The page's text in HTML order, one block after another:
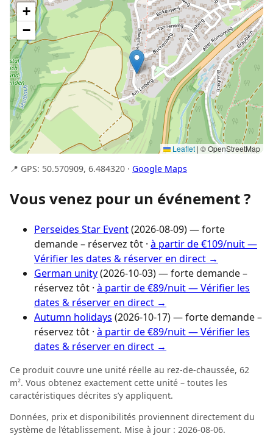
+
−
Leaflet | © OpenStreetMap
📍 GPS: 50.570909, 6.484320 · Google Maps
Vous venez pour un événement ?
Perseides Star Event(2026-08-09) — forte
demande – réservez tôt · à partir de €109/nuit —
Vérifier les dates & réserver en direct →
German unity(2026-10-03) — forte demande –
réservez tôt · à partir de €89/nuit — Vérifier les
dates & réserver en direct →
Autumn holidays (2026-10-17) — forte demande –
réservez tôt · à partir de €89/nuit — Vérifier les
dates & réserver en direct →
Ce produit couvre une unité réelle au rez-de-chaussée, 62
m². Vous obtenez exactement cette unité – toutes les
caractéristiques décrites s’y appliquent.
Données, prix et disponibilités proviennent directement du
système de l’établissement. Mise à jour : 2026-08-06.